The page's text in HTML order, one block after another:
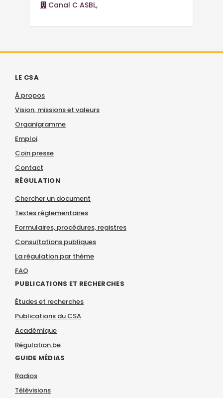
Canal C ASBL,
LE CSA
À propos
Vision, missions et valeurs
Organigramme
Emploi
Coin presse
Contact
RÉGULATION
Chercher un document
Textes réglementaires
Formulaires, procédures, registres
Consultations publiques
La régulation par thème
FAQ
PUBLICATIONS ET RECHERCHES
Études et recherches
Publications du CSA
Académique
Régulation.be
GUIDE MÉDIAS
Radios
Télévisions